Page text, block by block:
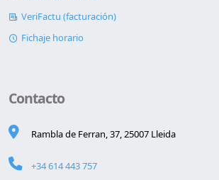
VeriFactu (facturación)
Fichaje horario
Contacto
Rambla de Ferran, 37, 25007 Lleida
+34 614 443 757